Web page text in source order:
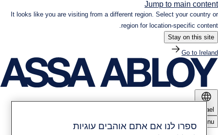
Jump to main content
It looks like you are visiting from a different region. Select your country or
region for location-specific content.
Stay on this site
Go to Ireland
Israel
Menu
ספרו לנו אם אתם אוהבים עוגיות